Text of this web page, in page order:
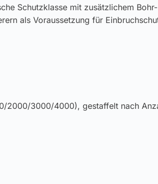
Schutzklasse mit zusätzlichem
als Voraussetzung für
2000/3000/4000), gestaffelt nach